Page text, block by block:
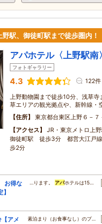
駅、御徒町駅まで徒歩圏内！
アパホテル〈上野駅南
フォトギャラリー
4.3 122件
上野動物園まで徒歩10分、浅草
草エリアの観光拠点や、新幹線・
住所
東京都台東区上野６－７
アクセス
JR・東京メトロ
御徒町駅 徒歩3分 都営大江戸
歩2分
お得な
…ります。 アパホテルは15…
【アメ
素泊まり（お食事なし）のプ…